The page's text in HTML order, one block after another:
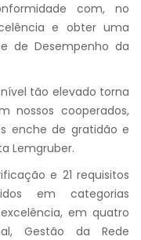
com, no
e obter uma
de Desempenho da
tão elevado torna
nossos cooperados,
enche de gratidão e
Lemgruber.
e 21 requisitos
em categorias
em quatro
Gestão da Rede